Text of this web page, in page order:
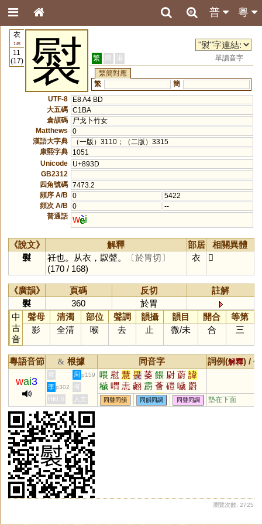
粵
普
衣
145
11
(17)
褽 繁 簡 港
單讀音字
繁簡對應
繁
簡
UTF-8
E8 A4 BD
大五碼 C1BA
倉頡碼
尸戈卜竹女
Matthews
0
漢語大字典
（一版）3110；（二版）3315
康熙字典
1051
Unicode
U+893D
GB2312
四角號碼 7473.2
頻序 A/B
0
5422
頻次 A/B
0
--
普通話 w i
《說文》 解釋 部居
相關異體
褽
衽也。从衣，叞聲。
〔於胃切〕
(170 / 168)
衣 𧛽
《廣韻》 頁碼 反切
註解
褽
360
於胃
中
古
音
聲母 清濁 部位 聲調 韻攝 韻目 開合
等第
影
全清 喉 去 止 微/未 合 三
粵語音節 & 根據 同音字 詞例(解釋) /
wai3
黃 周 p159 喂 慰 慧 畏 萎 餵 尉 蔚 諱
穢 喟 恚 翽 霨 薈 磑 噦 罻
鐬 藯 芔 腃 饖 徻 餧 薉 嘒
碨 犚 獩 濊
李 p302
何
HKLS
人文 同聲同韻 同韻同調 同聲同調 墊在下面
瀏覽次數: 2725